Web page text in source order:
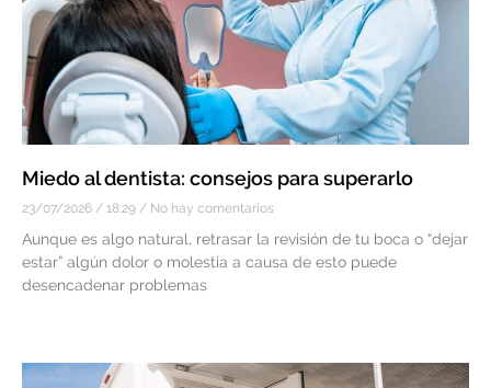
Miedo al dentista: consejos para superarlo
23/07/2026 18:29 No hay comentarios
Aunque es algo natural, retrasar la revisión de tu boca o “dejar
estar” algún dolor o molestia a causa de esto puede
desencadenar problemas